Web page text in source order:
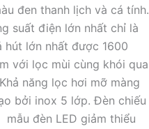
đen thanh lịch và cá tính.
suất điện lớn nhất chỉ là
hút lớn nhất được 1600
với lọc mùi cùng khói qua
năng lọc hơi mỡ màng
bởi inox 5 lớp. Đèn chiếu
mẫu đèn LED giảm thiểu